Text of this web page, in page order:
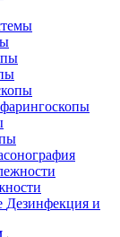
Дезинфекция и